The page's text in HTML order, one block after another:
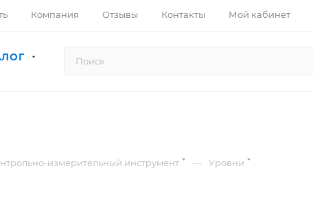
Компания Отзывы Контакты Мой кабинет
измерительный инструмент — Уровни